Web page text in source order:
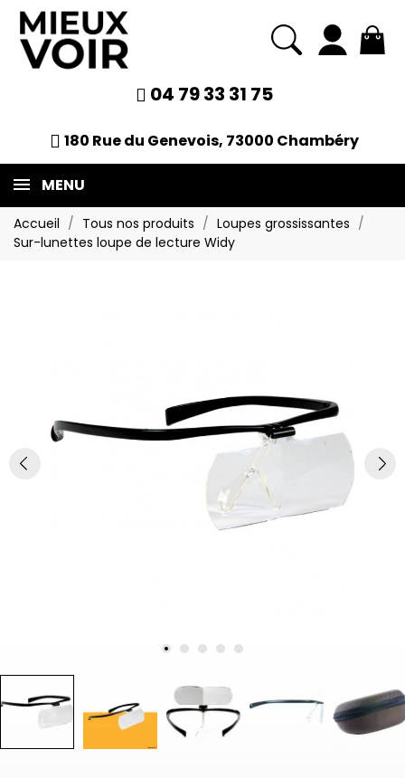
04 79 33 31 75
180 Rue du Genevois, 73000 Chambéry
MENU
Accueil Tous nos produits
Loupes grossissantes
Sur-lunettes loupe de lecture Widy